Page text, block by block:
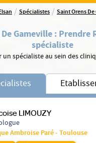
/ Spécialistes / Saint Orens
Gameville : Prendre
spécialiste
spécialiste au sein des
LIMOUZY
Ambroise Paré - Toulouse